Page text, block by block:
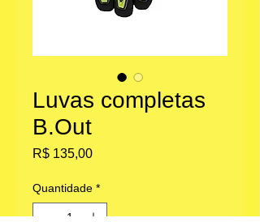
Luvas completas
B.Out
R$ 135,00Preço
Quantidade *